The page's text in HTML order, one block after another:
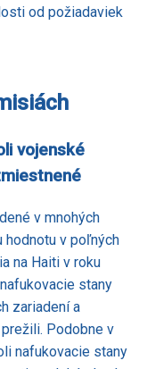
od požiadaviek
vojenské
v mnohých
hodnotu v poľných
na Haiti v roku
stany
zariadení a
Podobne v
nafukovacie stany